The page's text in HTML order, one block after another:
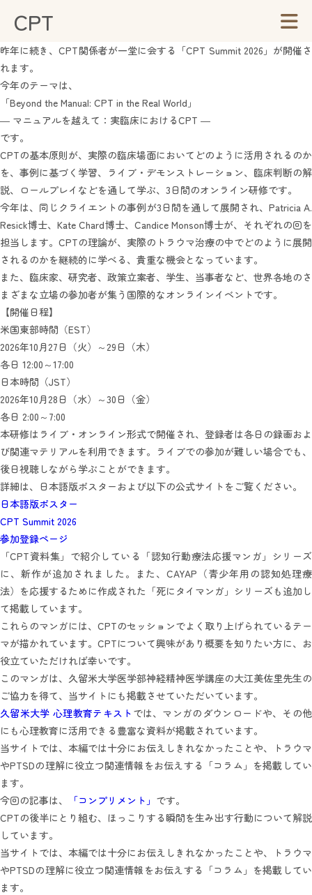
CPT
昨年に続き、CPT関係者が一堂に会する「CPT Summit 2026」が開催さ
れます。
今年のテーマは、
「Beyond the Manual: CPT in the Real World」
― マニュアルを越えて：実臨床におけるCPT ―
です。
CPTの基本原則が、実際の臨床場面においてどのように活用されるのか
を、事例に基づく学習、ライブ・デモンストレーション、臨床判断の解
説、ロールプレイなどを通して学ぶ、3日間のオンライン研修です。
今年は、同じクライエントの事例が3日間を通して展開され、Patricia A.
Resick博士、Kate Chard博士、Candice Monson博士が、それぞれの回を
担当します。CPTの理論が、実際のトラウマ治療の中でどのように展開
されるのかを継続的に学べる、貴重な機会となっています。
また、臨床家、研究者、政策立案者、学生、当事者など、世界各地のさ
まざまな立場の参加者が集う国際的なオンラインイベントです。
【開催日程】
米国東部時間（EST）
2026年10月27日（火）～29日（木）
各日 12:00～17:00
日本時間（JST）
2026年10月28日（水）～30日（金）
各日 2:00～7:00
本研修はライブ・オンライン形式で開催され、登録者は各日の録画およ
び関連マテリアルを利用できます。ライブでの参加が難しい場合でも、
後日視聴しながら学ぶことができます。
詳細は、日本語版ポスターおよび以下の公式サイトをご覧ください。
日本語版ポスター
CPT Summit 2026
参加登録ページ
「CPT資料集」で紹介している「認知行動療法応援マンガ」シリーズ
に、新作が追加されました。また、CAYAP（青少年用の認知処理療
法）を応援するために作成された「死にタイマンガ」シリーズも追加し
て掲載しています。
これらのマンガには、CPTのセッションでよく取り上げられているテー
マが描かれています。CPTについて興味があり概要を知りたい方に、お
役立ていただければ幸いです。
このマンガは、久留米大学医学部神経精神医学講座の大江美佐里先生の
ご協力を得て、当サイトにも掲載させていただいています。
久留米大学 心理教育テキスト では、マンガのダウンロードや、その他
にも心理教育に活用できる豊富な資料が掲載されています。
当サイトでは、本編では十分にお伝えしきれなかったことや、トラウマ
やPTSDの理解に役立つ関連情報をお伝えする「コラム」を掲載してい
ます。
今回の記事は、
「コンプリメント」 です。
CPTの後半にとり組む、ほっこりする瞬間を生み出す行動について解説
しています。
当サイトでは、本編では十分にお伝えしきれなかったことや、トラウマ
やPTSDの理解に役立つ関連情報をお伝えする「コラム」を掲載してい
ます。